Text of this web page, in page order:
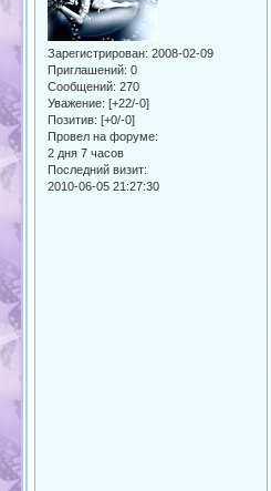
Зарегистрирован: 2008-02-09
Приглашений: 0
Сообщений: 270
Уважение: [+22/-0]
Позитив: [+0/-0]
Провел на форуме:
2 дня 7 часов
Последний визит:
2010-06-05 21:27:30